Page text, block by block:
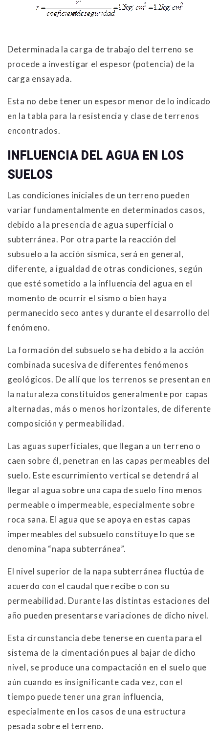
Determinada la carga de trabajo del terreno se
procede a investigar el espesor (potencia) de la
carga ensayada.
Esta no debe tener un espesor menor de lo indicado
en la tabla para la resistencia y clase de terrenos
encontrados.
INFLUENCIA DEL AGUA EN LOS
SUELOS
Las condiciones iniciales de un terreno pueden
variar fundamentalmente en determinados casos,
debido a la presencia de agua superficial o
subterránea. Por otra parte la reacción del
subsuelo a la acción sísmica, será en general,
diferente, a igualdad de otras condiciones, según
que esté sometido a la influencia del agua en el
momento de ocurrir el sismo o bien haya
permanecido seco antes y durante el desarrollo del
fenómeno.
La formación del subsuelo se ha debido a la acción
combinada sucesiva de diferentes fenómenos
geológicos. De allí que los terrenos se presentan en
la naturaleza constituidos generalmente por capas
alternadas, más o menos horizontales, de diferente
composición y permeabilidad.
Las aguas superficiales, que llegan a un terreno o
caen sobre él, penetran en las capas permeables del
suelo. Este escurrimiento vertical se detendrá al
llegar al agua sobre una capa de suelo fino menos
permeable o impermeable, especialmente sobre
roca sana. El agua que se apoya en estas capas
impermeables del subsuelo constituye lo que se
denomina “napa subterránea”.
El nivel superior de la napa subterránea fluctúa de
acuerdo con el caudal que recibe o con su
permeabilidad. Durante las distintas estaciones del
año pueden presentarse variaciones de dicho nivel.
Esta circunstancia debe tenerse en cuenta para el
sistema de la cimentación pues al bajar de dicho
nivel, se produce una compactación en el suelo que
aún cuando es insignificante cada vez, con el
tiempo puede tener una gran influencia,
especialmente en los casos de una estructura
pesada sobre el terreno.